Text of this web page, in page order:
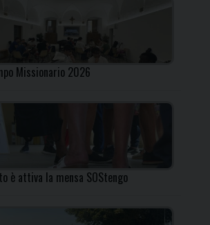
Missionario 2026
è attiva la mensa SOStengo